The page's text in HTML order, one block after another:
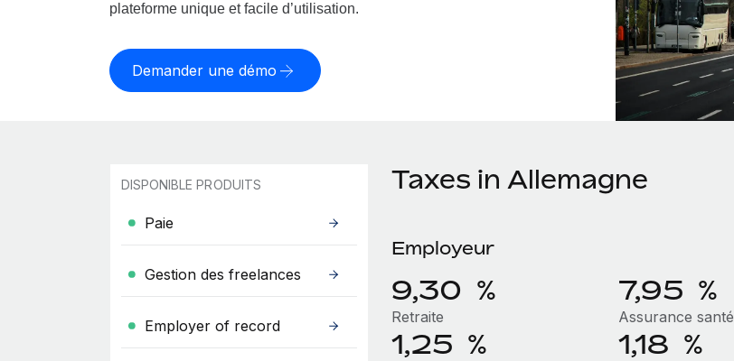
plateforme unique et facile d’utilisation.
Demander une démo
DISPONIBLE PRODUITS
Paie
Gestion des freelances
Employer of record
Taxes in Allemagne
Employeur
9,30 %
Retraite
7,95 %
Assurance santé
1,25 % 1,18 %